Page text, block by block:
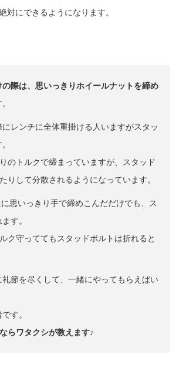
対にできるようになります。
際は、思いっきりホイールナットを締め
レンチに全体重掛ける人いますがスタッ
のトルクで締まっていますが、スタッド
りして分散されるようになっています。
思いっきり手で締めこんだだけでも、ス
す。
ク守っててもスタッドボルトは折れると
節を尽くして、一緒にやってもらえばい
す。
らワタクシが教えます♪